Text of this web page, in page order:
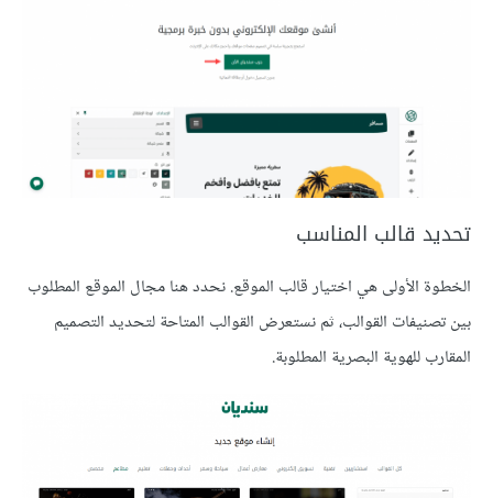
تحديد قالب المناسب
الخطوة الأولى هي اختيار قالب الموقع. نحدد هنا مجال الموقع المطلوب
بين تصنيفات القوالب، ثم نستعرض القوالب المتاحة لتحديد التصميم
المقارب للهوية البصرية المطلوبة.